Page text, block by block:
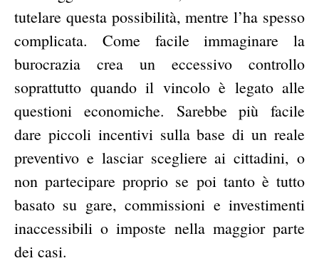
tutelare questa possibilità, mentre l’ha spesso
complicata. Come facile immaginare la
burocrazia crea un eccessivo controllo
soprattutto quando il vincolo è legato alle
questioni economiche. Sarebbe più facile
dare piccoli incentivi sulla base di un reale
preventivo e lasciar scegliere ai cittadini, o
non partecipare proprio se poi tanto è tutto
basato su gare, commissioni e investimenti
inaccessibili o imposte nella maggior parte
dei casi.